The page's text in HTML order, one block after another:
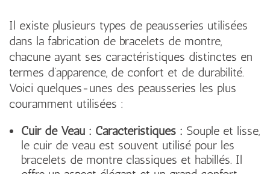
Il existe plusieurs types de peausseries utilisées
dans la fabrication de bracelets de montre,
chacune ayant ses caractéristiques distinctes en
termes d’apparence, de confort et de durabilité.
Voici quelques-unes des peausseries les plus
couramment utilisées :
Cuir de Veau : Caractéristiques : Souple et lisse,
le cuir de veau est souvent utilisé pour les
bracelets de montre classiques et habillés. Il